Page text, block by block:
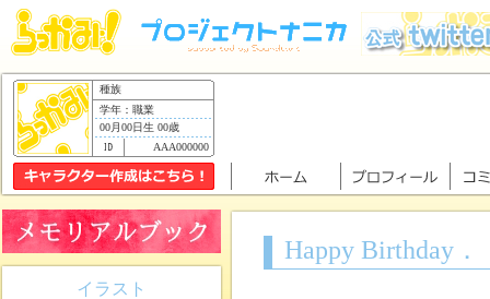
種族
学年：職業
00月00日生 00歳
AAA000000
Happy Birthday．
イラスト